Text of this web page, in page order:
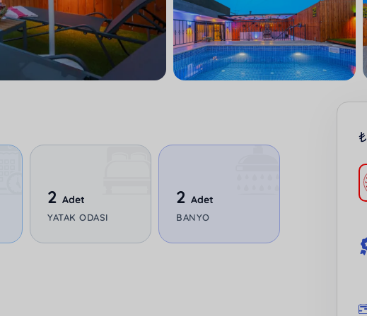
2 Adet
YATAK ODASI
2 Adet
BANYO
₺